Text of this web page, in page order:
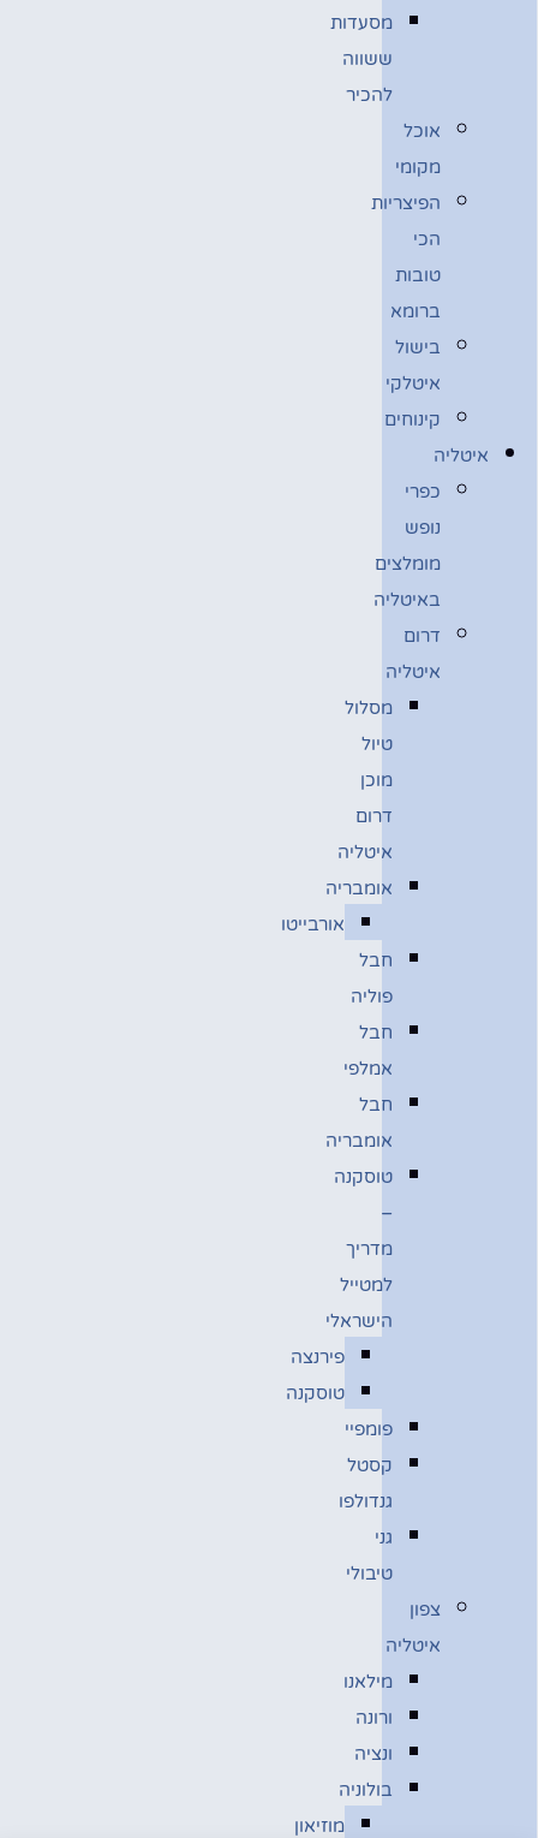
מסעדות
ששווה
להכיר
אוכל
מקומי
הפיצריות
הכי
טובות
ברומא
בישול
איטלקי
קינוחים
איטליה
כפרי
נופש
מומלצים
באיטליה
דרום
איטליה
מסלול
טיול
מוכן
דרום
איטליה
אומבריה
אורבייטו
חבל
פוליה
חבל
אמלפי
חבל
אומבריה
טוסקנה
–
מדריך
למטייל
הישראלי
פירנצה
טוסקנה
פומפיי
קסטל
גנדולפו
גני
טיבולי
צפון
איטליה
מילאנו
ורונה
ונציה
בולוניה
מוזיאון